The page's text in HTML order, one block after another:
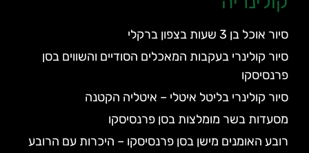
סיור אוכל בן 3 שעות בצפון ברקלי
סיור קולינרי בעקבות המאכלים הסודיים והשווים בסן
פרנסיסקו
סיור קולינרי בליטל איטלי – איטליה הקטנה
מסעדות בשר מומלצות בסן פרנסיסקו
רובע האומנים מישן בסן פרנסיסקו – היכרות עם הרובע